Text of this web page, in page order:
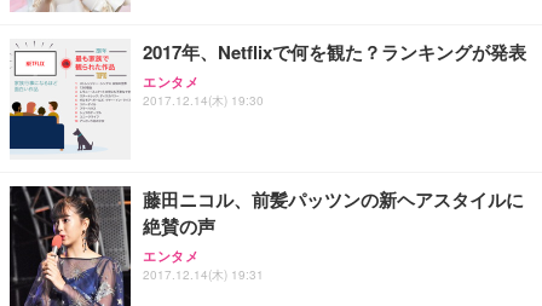
務用 おしゃれ パソコンチェア (ホワイト)
ANDWINT オフィスチェア デスクチェア 肘なし メ
ッシュ 通気性 ランバーサポート付き 腰サポート ガ
【MiniLED/24.5inch/280Hz/FHD】GRAPHT THE S
HOOTER Gaming Monitor 24” Essential ゲーミン
アイリスオーヤマ ペットシーツ 超厚型 お徳用 レギ
2017年、Netflixで何を観た？ランキングが発表
エンタメ
2017.12.14(木) 19:30
藤田ニコル、前髪パッツンの新ヘアスタイルに
絶賛の声
エンタメ
2017.12.14(木) 19:31